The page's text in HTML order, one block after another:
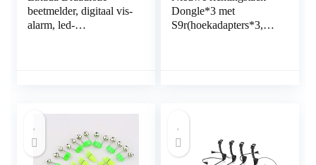
beetmelder, digitaal vis-
alarm, led-
Dongle*3 met
S9r(hoekadapters*3,